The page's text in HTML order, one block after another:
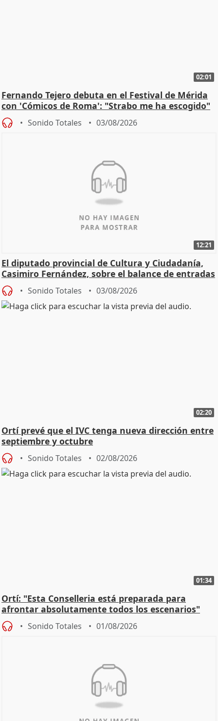
02:01
Fernando Tejero debuta en el Festival de Mérida
con 'Cómicos de Roma': "Strabo me ha escogido"
Sonido Totales 03/08/2026
12:21
El diputado provincial de Cultura y Ciudadanía,
Casimiro Fernández, sobre el balance de entradas
Sonido Totales 03/08/2026
02:20
Ortí prevé que el IVC tenga nueva dirección entre
septiembre y octubre
Sonido Totales 02/08/2026
01:34
Ortí: "Esta Conselleria está preparada para
afrontar absolutamente todos los escenarios"
Sonido Totales 01/08/2026